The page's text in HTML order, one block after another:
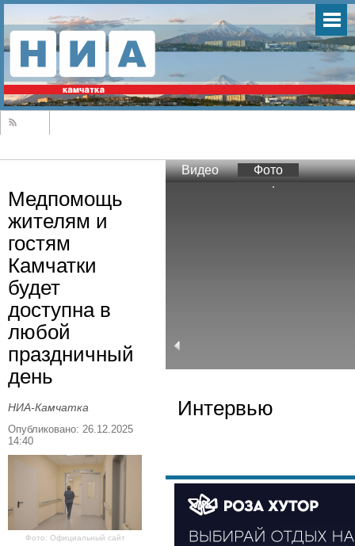
Медпомощь
жителям и
гостям
Камчатки
будет
доступна в
любой
праздничный
день
НИА-Камчатка
Опубликовано: 26.12.2025
14:40
Фото: Официальный сайт
Видео Фото
Интервью